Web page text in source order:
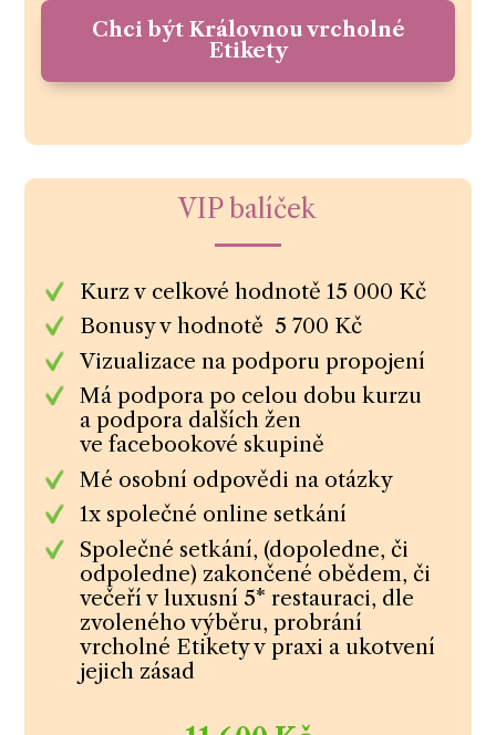
Chci být Královnou vrcholné
Etikety
VIP balíček
Kurz v celkové hodnotě 15 000 Kč
Bonusy v hodnotě 5 700 Kč
Vizualizace na podporu propojení
Má podpora po celou dobu kurzu
a podpora dalších žen
ve facebookové skupině
Mé osobní odpovědi na otázky
1x společné online setkání
Společné setkání, (dopoledne, či
odpoledne) zakončené obědem, či
večeří v luxusní 5* restauraci, dle
zvoleného výběru, probrání
vrcholné Etikety v praxi a ukotvení
jejich zásad